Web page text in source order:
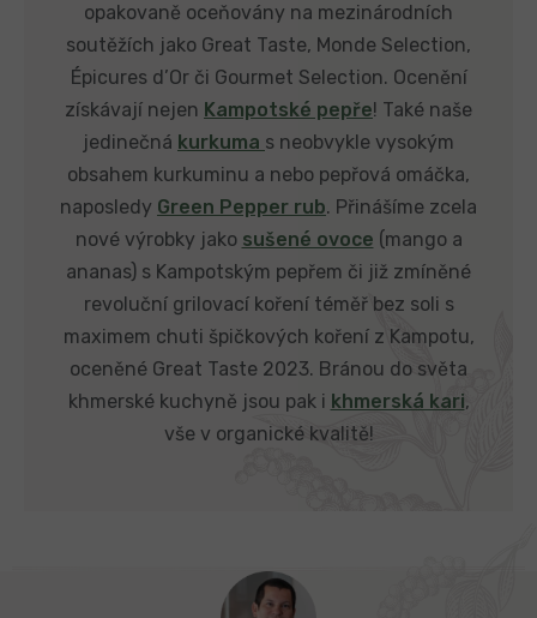
opakovaně oceňovány na mezinárodních
soutěžích jako Great Taste, Monde Selection,
Épicures d’Or či Gourmet Selection. Ocenění
získávají nejen Kampotské pepře! Také naše
jedinečná kurkuma s neobvykle vysokým
obsahem kurkuminu a nebo pepřová omáčka,
naposledy Green Pepper rub. Přinášíme zcela
nové výrobky jako sušené ovoce (mango a
ananas) s Kampotským pepřem či již zmíněné
revoluční grilovací koření téměř bez soli s
maximem chuti špičkových koření z Kampotu,
oceněné Great Taste 2023. Bránou do světa
khmerské kuchyně jsou pak i khmerská kari,
vše v organické kvalitě!